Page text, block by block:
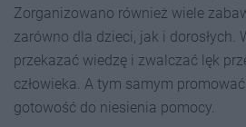
Zorganizowano również wiele
zarówno dla dzieci, jak i dorosłych.
przekazać wiedzę i zwalczać lęk
człowieka. A tym samym
gotowość do niesienia pomocy.